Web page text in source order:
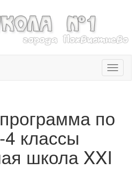
T
o
e
по
классы
школа XXI